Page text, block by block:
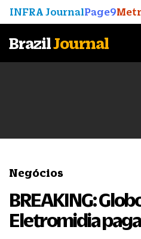
INFRA JournalPage9
BrazilJournal
Negócios
BREAKING:
Eletromidia